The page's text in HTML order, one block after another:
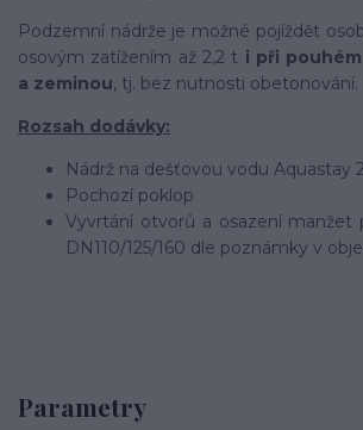
Podzemní nádrže je možné pojíždět
osovým zatížením až 2,2 t i při
a zeminou, tj. bez nutnosti obetonování.
Rozsah dodávky:
Nádrž na dešťovou vodu Aquastay
Pochozí poklop
Vyvrtání otvorů a osazení
DN110/125/160 dle poznámky v
Parametry